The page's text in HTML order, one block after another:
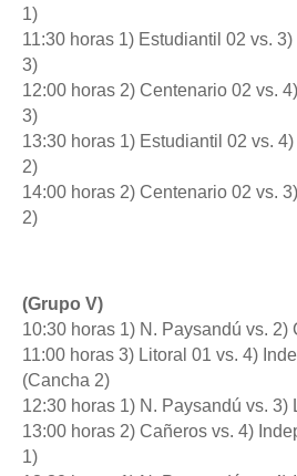
1)
11:30 horas 1) Estudiantil 02 vs.
3)
12:00 horas 2) Centenario 02 vs.
3)
13:30 horas 1) Estudiantil 02 vs.
2)
14:00 horas 2) Centenario 02 vs.
2)
(Grupo V)
10:30 horas 1) N. Paysandú vs. 2)
11:00 horas 3) Litoral 01 vs. 4)
(Cancha 2)
12:30 horas 1) N. Paysandú vs. 3)
13:00 horas 2) Cañeros vs. 4)
1)